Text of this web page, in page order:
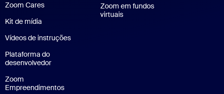
Zoom Cares
Kit de mídia
Vídeos de instruções
Plataforma do
desenvolvedor
Zoom
Empreendimentos
Zoom em fundos
virtuaisPlanos de fundo virtuais da Zoom